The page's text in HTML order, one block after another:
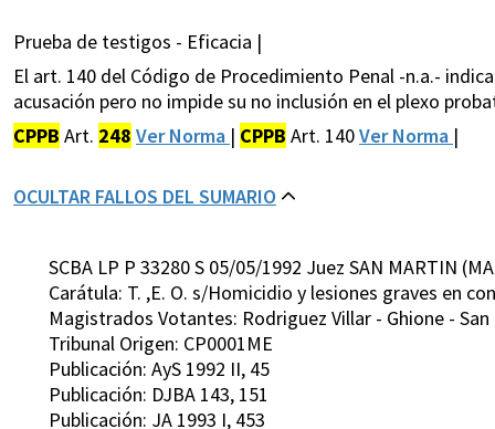
Prueba de testigos - Eficacia |
El art. 140 del Código de Procedimiento Penal -n.a.-
acusación pero no impide su no inclusión en el plexo
CPPB Art. 248 Ver Norma | CPPB Art. 140Ver Norma |
OCULTAR FALLOS DEL SUMARIO
SCBA LP P 33280 S 05/05/1992 Juez SAN MARTIN
Carátula: T. ,E. O. s/Homicidio y lesiones graves en
Magistrados Votantes: Rodriguez Villar - Ghione -
Tribunal Origen: CP0001ME
Publicación: AyS 1992 II, 45
Publicación: DJBA 143, 151
Publicación: JA 1993 I, 453